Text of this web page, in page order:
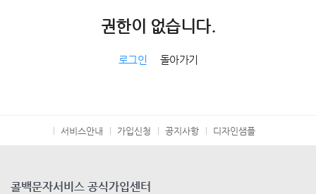
권한이 없습니다.
로그인 돌아가기
서비스안내 가입신청 공지사항 디자인샘플
콜백문자서비스 공식가입센터